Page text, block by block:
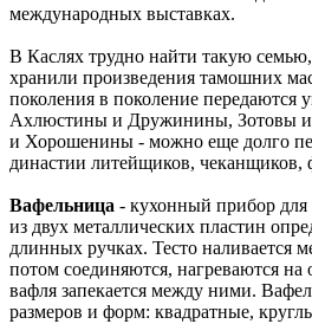
международных выставках.
В Каслях трудно найти такую
хранили произведения тамошних
поколения в поколение передаются
Ахлюстины и Дружинины, Зотовы
и Хорошенины - можно еще долго
династии литейщиков, чеканщиков,
Вафельница - кухонный прибор
из двух металлических пластин
длинных ручках. Тесто наливается
потом соединяются, нагреваются
вафля запекается между ними.
размеров и форм: квадратные,